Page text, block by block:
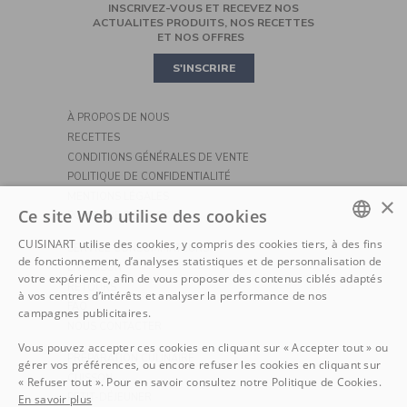
ROBOT PÂTISSIER
MINI OVEN
PIZZA
CASSEROLES ET POÊLES
INSCRIVEZ-VOUS ET RECEVEZ NOS
ACTUALITES PRODUITS, NOS RECETTES
ET NOS OFFRES
S'INSCRIRE
À PROPOS DE NOUS
RECETTES
CONDITIONS GÉNÉRALES DE VENTE
POLITIQUE DE CONFIDENTIALITÉ
POLITIQUE DE COOKIE
SERVICE CONSOMMATEURS
LIVRAISON
RETOURS
PRÉPARATION CULINAIRE
CUISSON
PETIT-DÉJEUNER
DUTCH
FRENCH
×
Ce site Web utilise des cookies
CUISINART utilise des cookies, y compris des cookies tiers, à des fins
de fonctionnement, d’analyses statistiques et de personnalisation de
votre expérience, afin de vous proposer des contenus ciblés adaptés
à vos centres d’intérêts et analyser la performance de nos
campagnes publicitaires.
Vous pouvez accepter ces cookies en cliquant sur « Accepter tout » ou
gérer vos préférences, ou encore refuser les cookies en cliquant sur
« Refuser tout ». Pour en savoir consultez notre Politique de Cookies.
En savoir plus